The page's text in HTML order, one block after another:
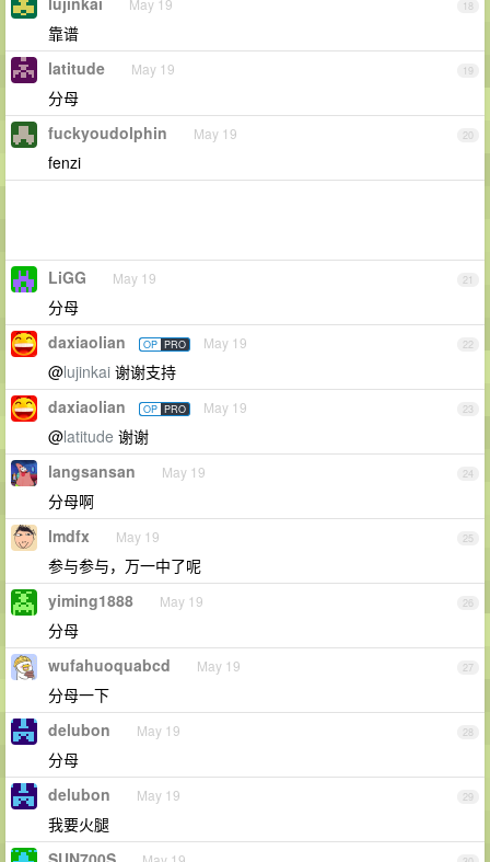
18
May 19
靠谱
19
latitude May 19
分母
20
fuckyoudolphin May 19
fenzi
21
LiGG May 19
分母
22
daxiaolian OP PRO May 19
@lujinkai 谢谢支持
23
daxiaolian OP PRO May 19
@latitude 谢谢
24
langsansan May 19
分母啊
25
lmdfx May 19
参与参与，万一中了呢
26
yiming1888 May 19
分母
27
wufahuoquabcd May 19
分母一下
28
delubon May 19
分母
29
delubon May 19
我要火腿